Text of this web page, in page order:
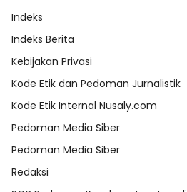
Indeks
Indeks Berita
Kebijakan Privasi
Kode Etik dan Pedoman Jurnalistik
Kode Etik Internal Nusaly.com
Pedoman Media Siber
Pedoman Media Siber
Redaksi